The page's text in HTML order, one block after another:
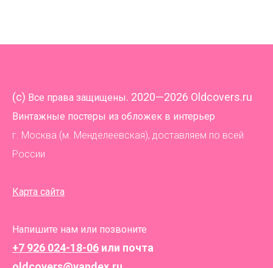
(c) Все права защищены. 2020—2026 Oldcovers.ru
Винтажные постеры из обложек в интерьер
г. Москва (м. Менделеевская), доставляем по всей
России
Карта сайта
Напишите нам или позвоните
+7 926 024-18-06 или почта